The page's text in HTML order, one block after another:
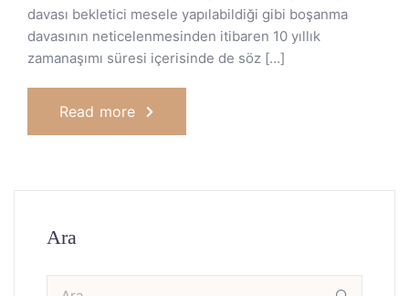
davası bekletici mesele yapılabildiği gibi boşanma
davasının neticelenmesinden itibaren 10 yıllık
zamanaşımı süresi içerisinde de söz […]
Read more
Ara